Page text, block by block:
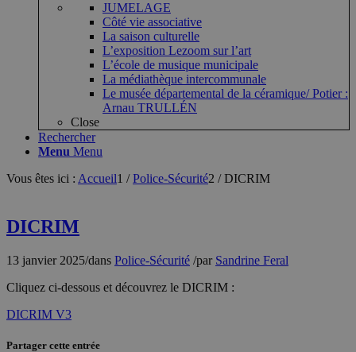
JUMELAGE
Côté vie associative
La saison culturelle
L’exposition Lezoom sur l’art
L’école de musique municipale
La médiathèque intercommunale
Le musée départemental de la céramique/ Potier :
Arnau TRULLÉN
Close
Rechercher
Menu Menu
Vous êtes ici : Accueil1 / Police-Sécurité2 / DICRIM
DICRIM
13 janvier 2025/dans Police-Sécurité /par Sandrine Feral
Cliquez ci-dessous et découvrez le DICRIM :
DICRIM V3
Partager cette entrée